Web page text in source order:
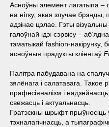
Асноўны элемент лагатыпа –
на нітку, якая злучае брэнды,
адзінае цэлае. Гэты
галоўнай ідэі сэрвісу –
тэматыкай fashion-накірунку,
асноўныя прадукты кліентаў
Палітра пабудавана на
зялёнага і салатавага. Такое
прафесіяналізм і
свежасць і актуальнасць.
Гратэскны шрыфт прыўносіць
тэхналагічнасць, а